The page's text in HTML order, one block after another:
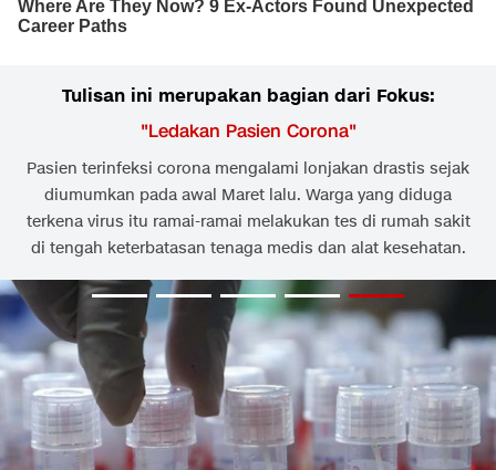
Tulisan ini merupakan bagian dari Fokus:
"Ledakan Pasien Corona"
Pasien terinfeksi corona mengalami lonjakan drastis sejak
diumumkan pada awal Maret lalu. Warga yang diduga
terkena virus itu ramai-ramai melakukan tes di rumah sakit
di tengah keterbatasan tenaga medis dan alat kesehatan.